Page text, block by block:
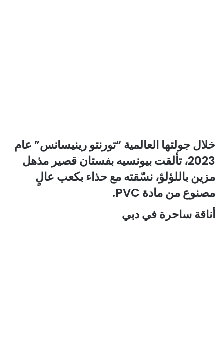
خلال جولتها العالمية “تورنتو رينيسانس” عام
2023، تألقت بيونسيه بفستان قصير مذهل
مزين باللؤلؤ، نسّقته مع حذاء بكعب عالٍ
مصنوع من مادة PVC.
أناقة ساحرة في دبي